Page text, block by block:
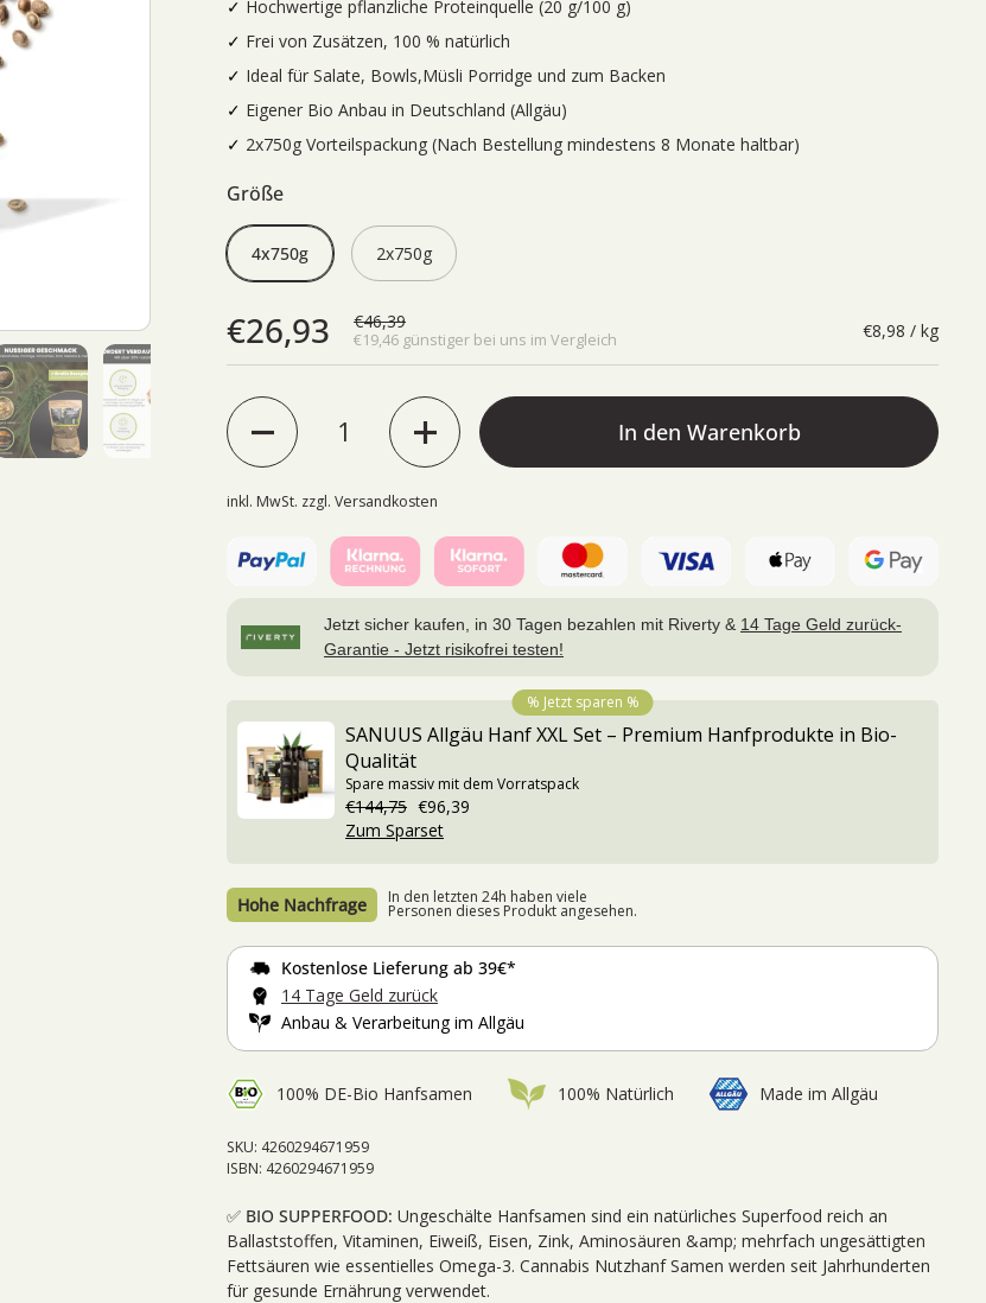
Hochwertige pflanzliche Proteinquelle (20 g/100 g)
Frei von Zusätzen, 100 % natürlich
Ideal für Salate, Bowls,Müsli Porridge und zum Backen
Eigener Bio Anbau in Deutschland (Allgäu)
2x750g Vorteilspackung (Nach Bestellung mindestens 8 Monate haltbar)
Größe
4x750g 2x750g
€26,93 €46,39
€19,46 günstiger bei uns im Vergleich €8,98 / kg
Anzahl
In den Warenkorb
inkl. MwSt. zzgl. Versandkosten
Jetzt sicher kaufen, in 30 Tagen bezahlen mit Riverty & 14 Tage Geld zurück-
Garantie - Jetzt risikofrei testen!
% Jetzt sparen %
SANUUS Allgäu Hanf XXL Set – Premium Hanfprodukte in Bio-
Qualität
Spare massiv mit dem Vorratspack
€144,75 €96,39
Zum Sparset
Hohe Nachfrage In den letzten 24h haben viele
Personen dieses Produkt angesehen.
Kostenlose Lieferung ab 39€*
14 Tage Geld zurück
Anbau & Verarbeitung im Allgäu
100% DE-Bio Hanfsamen 100% Natürlich Made im Allgäu
SKU: 4260294671959
ISBN: 4260294671959
✅ BIO SUPPERFOOD: Ungeschälte Hanfsamen sind ein natürliches Superfood reich an
Ballaststoffen, Vitaminen, Eiweiß, Eisen, Zink, Aminosäuren &amp; mehrfach ungesättigten
Fettsäuren wie essentielles Omega-3. Cannabis Nutzhanf Samen werden seit Jahrhunderten
für gesunde Ernährung verwendet.